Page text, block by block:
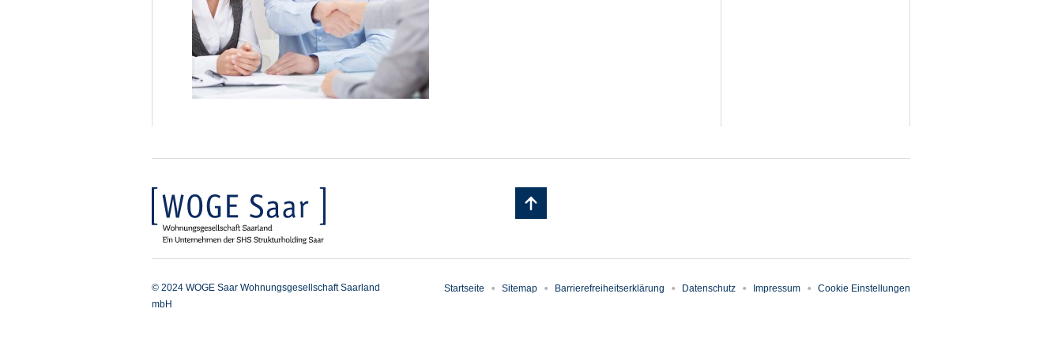
© 2024 WOGE Saar Wohnungsgesellschaft Saarland
mbH
Startseite Sitemap Barrierefreiheitserklärung Datenschutz Impressum Cookie Einstellungen